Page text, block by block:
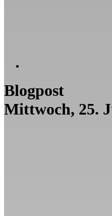
Blogpost
Mittwoch, 25.